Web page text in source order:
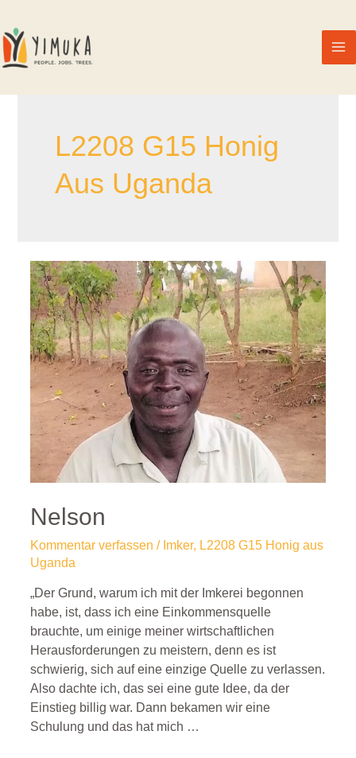
L2208 G15 Honig
Aus Uganda
Nelson
Kommentar verfassen / Imker, L2208 G15 Honig aus
Uganda
„Der Grund, warum ich mit der Imkerei begonnen
habe, ist, dass ich eine Einkommensquelle
brauchte, um einige meiner wirtschaftlichen
Herausforderungen zu meistern, denn es ist
schwierig, sich auf eine einzige Quelle zu verlassen.
Also dachte ich, das sei eine gute Idee, da der
Einstieg billig war. Dann bekamen wir eine
Schulung und das hat mich …